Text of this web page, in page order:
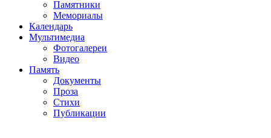
Памятники
Мемориалы
Календарь
Мультимедиа
Фотогалереи
Видео
Память
Документы
Проза
Стихи
Публикации